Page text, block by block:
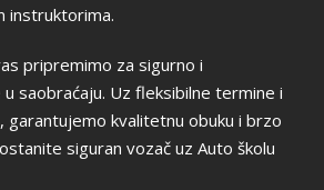
instruktorima.
pripremimo za sigurno i
saobraćaju. Uz fleksibilne termine i
garantujemo kvalitetnu obuku i brzo
siguran vozač uz Auto školu